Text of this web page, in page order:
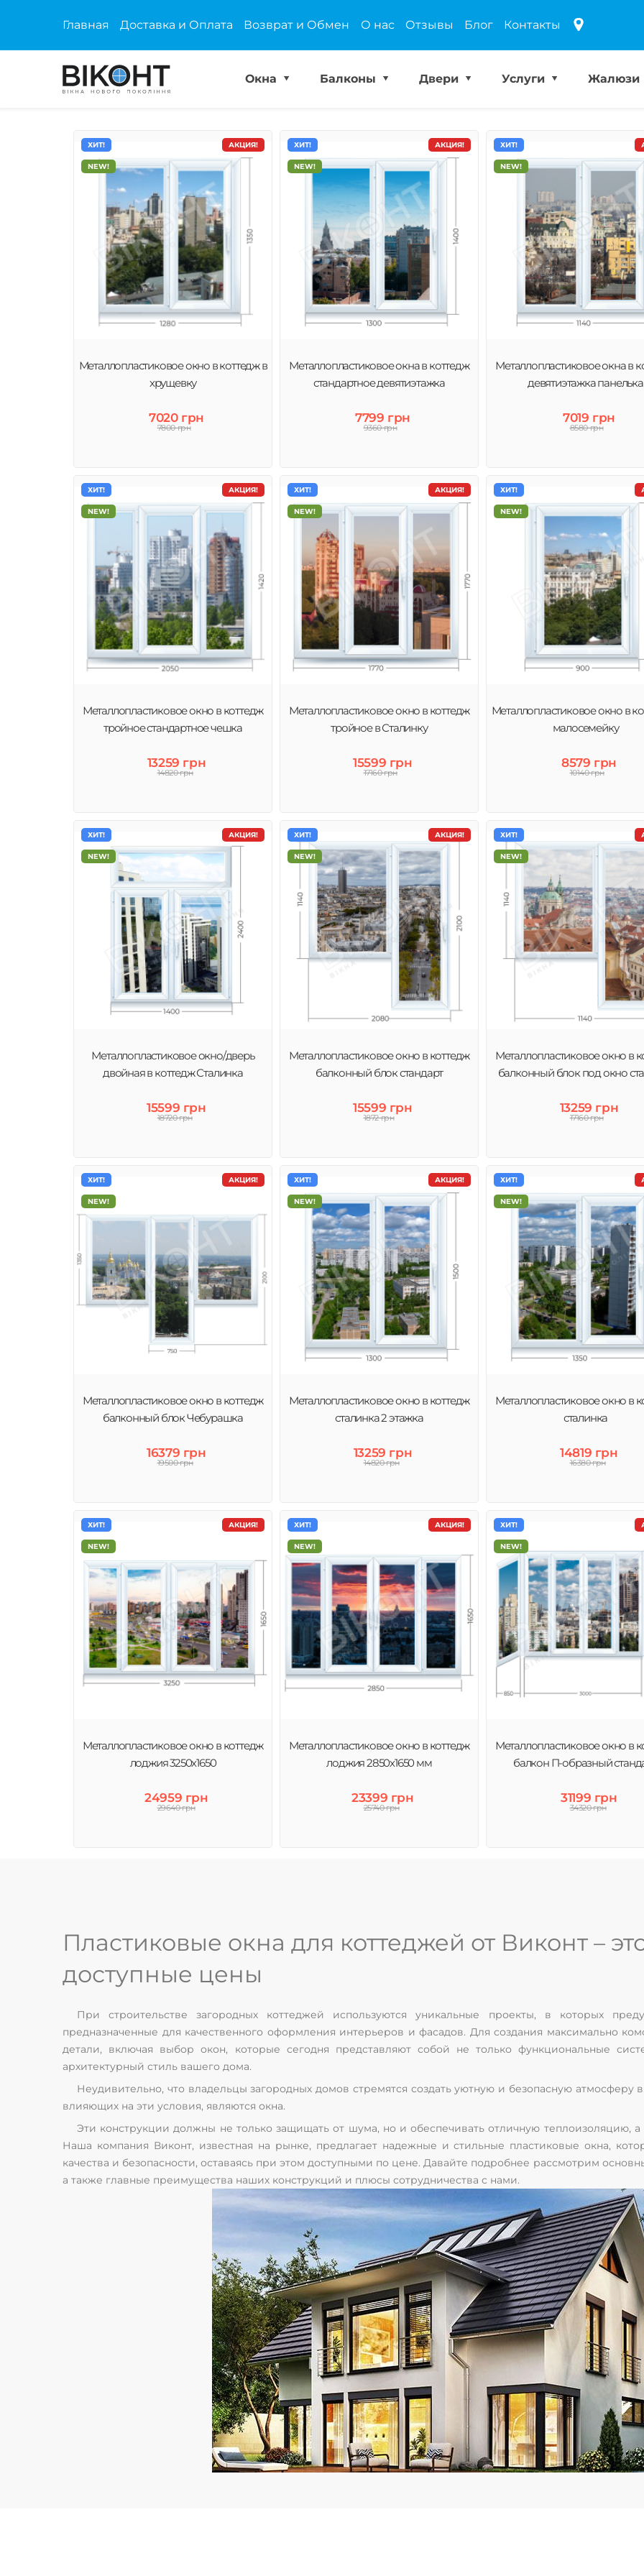
Главная Доставка и Оплата Возврат и Обмен О нас Отзывы Блог Контакты
Окна Балконы Двери Услуги Жалюзи
АКЦИЯ!
ХИТ!
NEW!
Металлопластиковое окно в коттедж в
хрущевку
7020 грн
7800 грн
АКЦИЯ!
ХИТ!
NEW!
Металлопластиковое окна в коттедж
стандартное девятиэтажка
7799 грн
9360 грн
ХИТ!
NEW!
Металлопластиковое окна в
девятиэтажка панелька
7019 грн
8580 грн
АКЦИЯ!
ХИТ!
NEW!
Металлопластиковое окно в коттедж
тройное стандартное чешка
13259 грн
14820 грн
АКЦИЯ!
ХИТ!
NEW!
Металлопластиковое окно в коттедж
тройное в Сталинку
15599 грн
17160 грн
ХИТ!
NEW!
Металлопластиковое окно в
малосемейку
8579 грн
10140 грн
АКЦИЯ!
ХИТ!
NEW!
Металлопластиковое окно/дверь
двойная в коттедж Сталинка
15599 грн
18720 грн
АКЦИЯ!
ХИТ!
NEW!
Металлопластиковое окно в коттедж
балконный блок стандарт
15599 грн
1872 грн
ХИТ!
NEW!
Металлопластиковое окно в
балконный блок под окно
13259 грн
17160 грн
АКЦИЯ!
ХИТ!
NEW!
Металлопластиковое окно в коттедж
балконный блок Чебурашка
16379 грн
19500 грн
АКЦИЯ!
ХИТ!
NEW!
Металлопластиковое окно в коттедж
сталинка 2 этажка
13259 грн
14820 грн
ХИТ!
NEW!
Металлопластиковое окно в
сталинка
14819 грн
16380 грн
АКЦИЯ!
ХИТ!
NEW!
Металлопластиковое окно в коттедж
лоджия 3250х1650
24959 грн
29640 грн
АКЦИЯ!
ХИТ!
NEW!
Металлопластиковое окно в коттедж
лоджия 2850х1650 мм
23399 грн
25740 грн
ХИТ!
NEW!
Металлопластиковое окно в
балкон П-образный
31199 грн
34320 грн
Пластиковые окна для коттеджей от Виконт –
доступные цены
При строительстве загородных коттеджей используются уникальные проекты, в которых
предназначенные для качественного оформления интерьеров и фасадов. Для создания максимально
детали, включая выбор окон, которые сегодня представляют собой не только функциональные
архитектурный стиль вашего дома.
Неудивительно, что владельцы загородных домов стремятся создать уютную и безопасную атмосферу
влияющих на эти условия, являются окна.
Эти конструкции должны не только защищать от шума, но и обеспечивать отличную теплоизоляцию,
Наша компания Виконт, известная на рынке, предлагает надежные и стильные пластиковые окна,
качества и безопасности, оставаясь при этом доступными по цене. Давайте подробнее рассмотрим
а также главные преимущества наших конструкций и плюсы сотрудничества с нами.